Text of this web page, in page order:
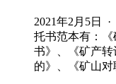
2021年2月5日
托书范本有：
书》、《矿产转
的》、《矿山